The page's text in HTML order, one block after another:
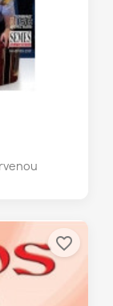
favorite_border